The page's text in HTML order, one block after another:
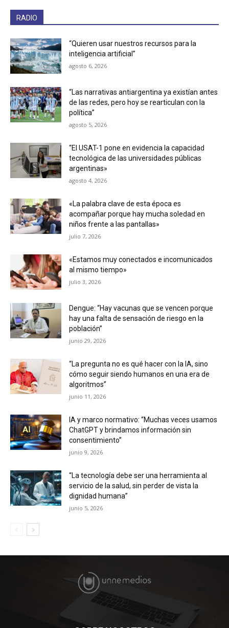
RADIO
“Quieren usar nuestros recursos para la
inteligencia artificial”
agosto 6, 2026
“Las narrativas antiargentina ya existían antes
de las redes, pero hoy se rearticulan con la
política”
agosto 5, 2026
“El USAT-1 pone en evidencia la capacidad
tecnológica de las universidades públicas
argentinas»
agosto 4, 2026
«La palabra clave de esta época es
acompañar porque hay mucha soledad en
niños frente a las pantallas»
julio 7, 2026
«Estamos muy conectados e incomunicados
al mismo tiempo»
julio 3, 2026
Dengue: “Hay vacunas que se vencen porque
hay una falta de sensación de riesgo en la
población”
junio 29, 2026
“La pregunta no es qué hacer con la IA, sino
cómo seguir siendo humanos en una era de
algoritmos”
junio 11, 2026
IA y marco normativo: “Muchas veces usamos
ChatGPT y brindamos información sin
consentimiento”
junio 9, 2026
“La tecnología debe ser una herramienta al
servicio de la salud, sin perder de vista la
dignidad humana”
junio 5, 2026